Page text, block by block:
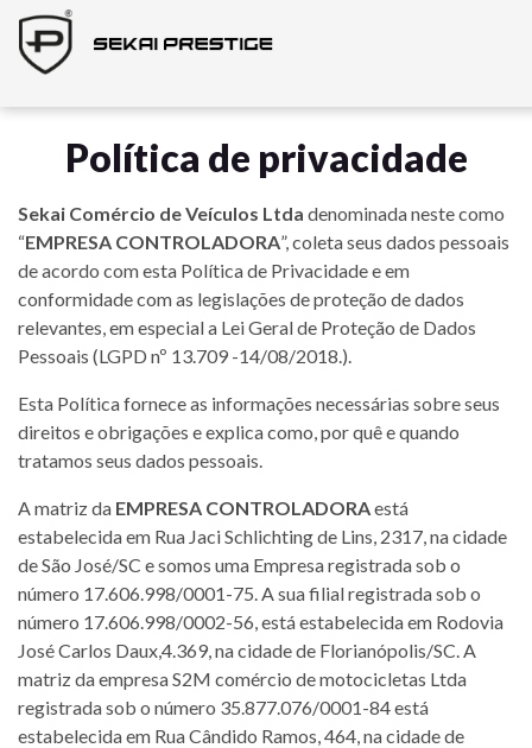
Política de privacidade
Sekai Comércio de Veículos Ltda denominada neste como
“EMPRESA CONTROLADORA”, coleta seus dados pessoais
de acordo com esta Política de Privacidade e em
conformidade com as legislações de proteção de dados
relevantes, em especial a Lei Geral de Proteção de Dados
Pessoais (LGPD nº 13.709 -14/08/2018.).
Esta Política fornece as informações necessárias sobre seus
direitos e obrigações e explica como, por quê e quando
tratamos seus dados pessoais.
A matriz da EMPRESA CONTROLADORAestá
estabelecida em Rua Jaci Schlichting de Lins, 2317, na cidade
de São José/SC e somos uma Empresa registrada sob o
número 17.606.998/0001-75. A sua filial registrada sob o
número 17.606.998/0002-56, está estabelecida em Rodovia
José Carlos Daux,4.369, na cidade de Florianópolis/SC. A
matriz da empresa S2M comércio de motocicletas Ltda
registrada sob o número 35.877.076/0001-84 está
estabelecida em Rua Cândido Ramos, 464, na cidade de